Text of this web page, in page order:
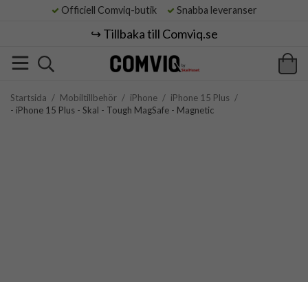
Officiell Comviq-butik Snabba leveranser
↪️ Tillbaka till Comviq.se
Startsida / Mobiltillbehör / iPhone / iPhone 15 Plus /
- iPhone 15 Plus - Skal - Tough MagSafe - Magnetic